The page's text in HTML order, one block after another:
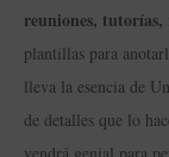
reuniones,
plantillas para
lleva la esencia de
de detalles que lo